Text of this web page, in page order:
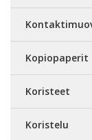
Kopiopaperit
Koristeet
Koristelu